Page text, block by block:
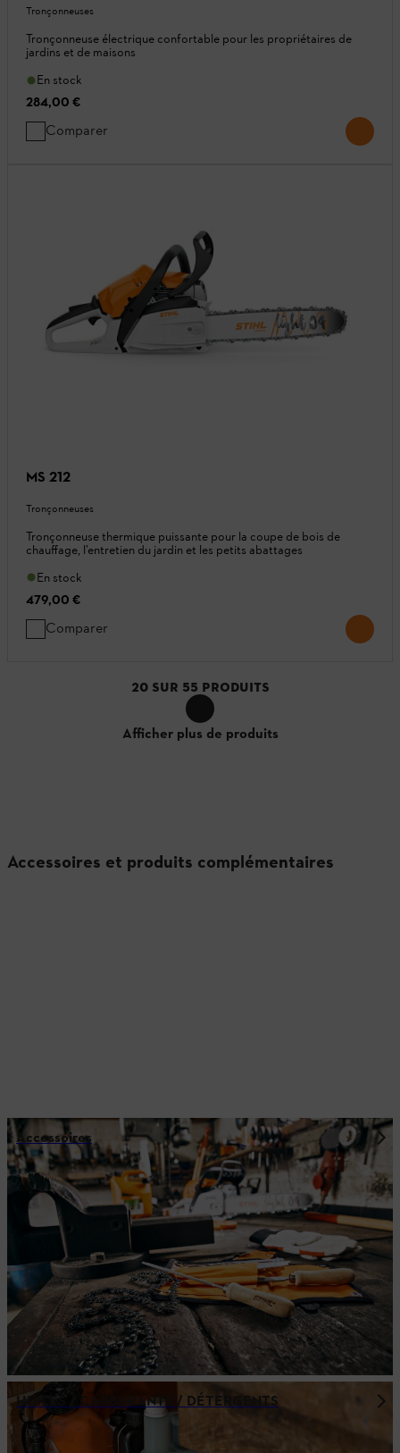
Tronçonneuses
Tronçonneuse électrique confortable pour les propriétaires de
jardins et de maisons
En stock
284,00 €
Comparer
MS 212
Tronçonneuses
Tronçonneuse thermique puissante pour la coupe de bois de
chauffage, l’entretien du jardin et les petits abattages
En stock
479,00 €
Comparer
20 SUR 55 PRODUITS
Afficher plus de produits
Accessoires et produits complémentaires
Accessoires
HUILES / CARBURANTS / DÉTERGENTS